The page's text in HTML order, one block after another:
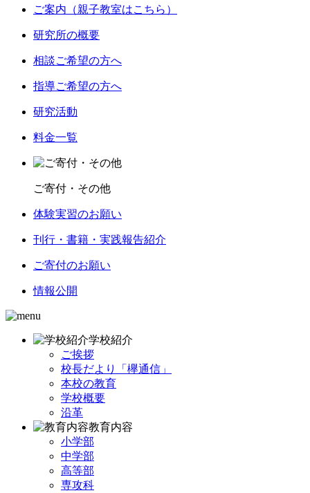
ご案内（親子教室はこちら）
研究所の概要
相談ご希望の方へ
指導ご希望の方へ
研究活動
料金一覧
ご寄付・その他
体験実習のお願い
刊行・書籍・実践報告紹介
ご寄付のお願い
情報公開
学校紹介
ご挨拶
校長だより「欅通信」
本校の教育
学校概要
沿革
教育内容
小学部
中学部
高等部
専攻科